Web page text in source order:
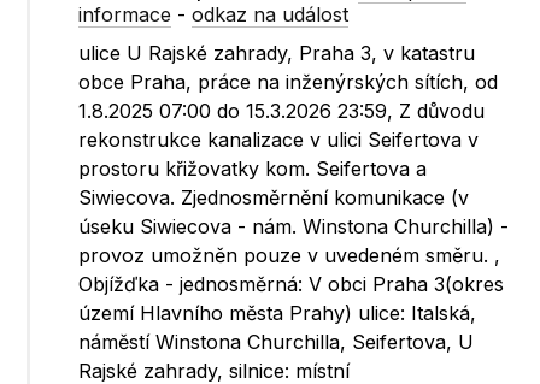
informace -odkaz na událost
ulice U Rajské zahrady, Praha 3, v katastru
obce Praha, práce na inženýrských sítích, od
1.8.2025 07:00 do 15.3.2026 23:59, Z důvodu
rekonstrukce kanalizace v ulici Seifertova v
prostoru křižovatky kom. Seifertova a
Siwiecova. Zjednosměrnění komunikace (v
úseku Siwiecova - nám. Winstona Churchilla) -
provoz umožněn pouze v uvedeném směru. ,
Objížďka - jednosměrná: V obci Praha 3(okres
území Hlavního města Prahy) ulice: Italská,
náměstí Winstona Churchilla, Seifertova, U
Rajské zahrady, silnice: místní